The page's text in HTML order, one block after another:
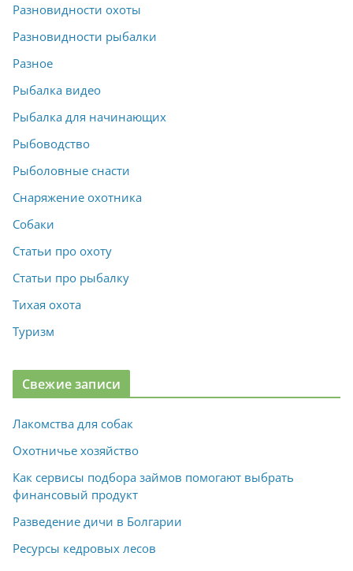
Разновидности охоты
Разновидности рыбалки
Разное
Рыбалка видео
Рыбалка для начинающих
Рыбоводство
Рыболовные снасти
Снаряжение охотника
Собаки
Статьи про охоту
Статьи про рыбалку
Тихая охота
Туризм
Свежие записи
Лакомства для собак
Охотничье хозяйство
Как сервисы подбора займов помогают выбрать
финансовый продукт
Разведение дичи в Болгарии
Ресурсы кедровых лесов